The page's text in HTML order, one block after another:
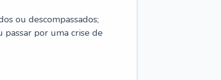
ou descompassados;
passar por uma crise de